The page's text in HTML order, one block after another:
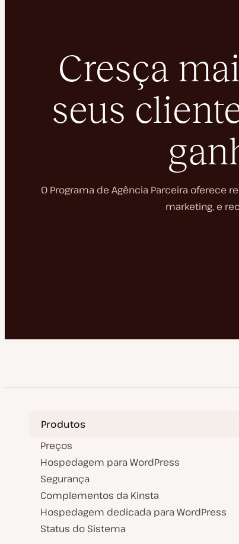
Cresça
seus
O Programa de Agência Parceira
marketing, e
Produtos
Preços
Hospedagem para WordPress
Segurança
Complementos da Kinsta
Hospedagem dedicada para WordPress
Status do Sistema